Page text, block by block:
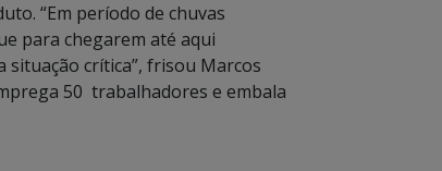
“Em período de chuvas
para chegarem até aqui
crítica”, frisou Marcos
50 trabalhadores e embala